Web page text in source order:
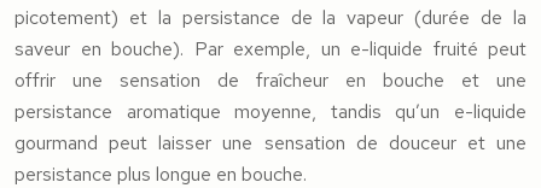
picotement) et la persistance de la vapeur (durée de la
saveur en bouche). Par exemple, un e-liquide fruité peut
offrir une sensation de fraîcheur en bouche et une
persistance aromatique moyenne, tandis qu’un e-liquide
gourmand peut laisser une sensation de douceur et une
persistance plus longue en bouche.